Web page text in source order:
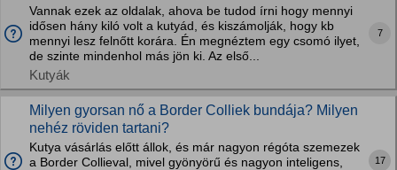
Vannak ezek az oldalak, ahova be tudod írni hogy mennyi
idősen hány kiló volt a kutyád, és kiszámolják, hogy kb
mennyi lesz felnőtt korára. Én megnéztem egy csomó ilyet,
de szinte mindenhol más jön ki. Az első...
Kutyák
7
Milyen gyorsan nő a Border Colliek bundája? Milyen
nehéz röviden tartani?
Kutya vásárlás előtt állok, és már nagyon régóta szemezek
a Border Collieval, mivel gyönyörű és nagyon inteligens,
17